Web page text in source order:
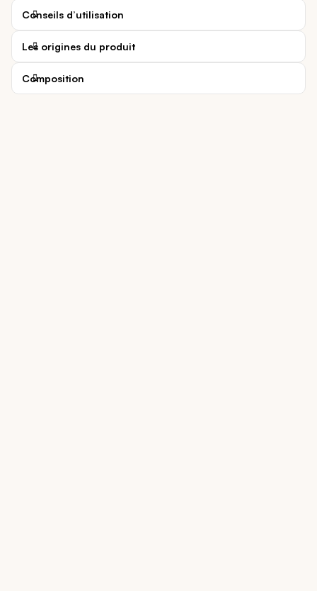
Conseils d’utilisation
Les origines du produit
Composition